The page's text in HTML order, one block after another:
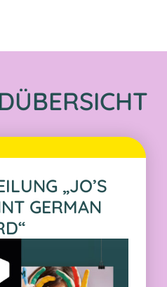
„JO’S
GERMAN